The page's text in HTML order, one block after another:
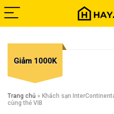
Giảm 1000K
Trang chủ » Khách sạn
cùng thẻ VIB